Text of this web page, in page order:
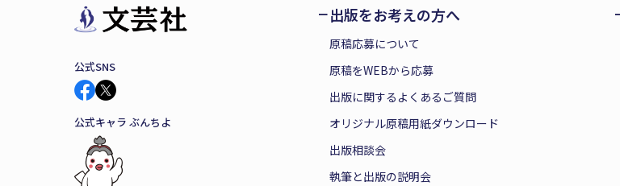
公式SNS
公式キャラ ぶんちよ
出版をお考えの方へ
原稿応募について
原稿をWEBから応募
出版に関するよくあるご質問
オリジナル原稿用紙ダウンロード
出版相談会
執筆と出版の説明会